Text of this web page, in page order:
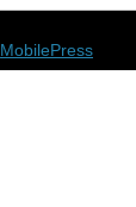
MobilePress